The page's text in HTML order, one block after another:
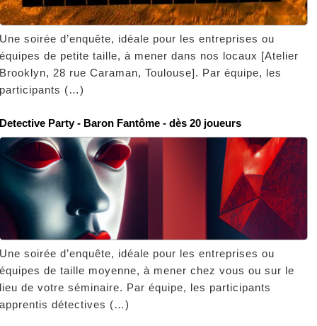
soirée d’enquête, idéale pour les entreprises ou
de petite taille, à mener dans nos locaux [Atelier
28 rue Caraman, Toulouse]. Par équipe, les
(…)
Party - Baron Fantôme - dès 20 joueurs
soirée d’enquête, idéale pour les entreprises ou
de taille moyenne, à mener chez vous ou sur le
de votre séminaire. Par équipe, les participants
détectives (…)